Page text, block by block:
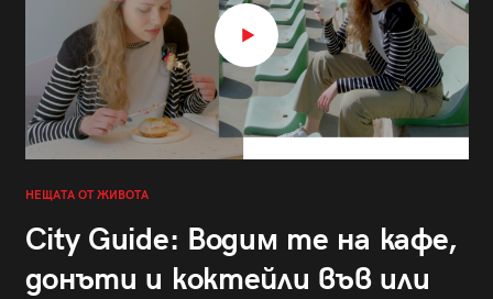
НЕЩАТА ОТ ЖИВОТА
City Guide: Водим те на кафе,
донъти и коктейли във или